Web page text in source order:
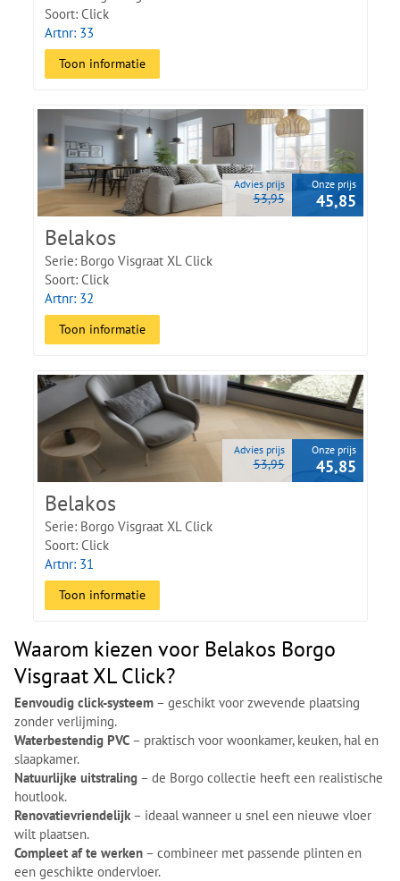
Soort: Click
Artnr: 33
Toon informatie
Advies prijs
53,95
Onze prijs
45,85
Belakos
Serie: Borgo Visgraat XL Click
Soort: Click
Artnr: 32
Toon informatie
Advies prijs
53,95
Onze prijs
45,85
Belakos
Serie: Borgo Visgraat XL Click
Soort: Click
Artnr: 31
Toon informatie
Waarom kiezen voor Belakos Borgo
Visgraat XL Click?
Eenvoudig click-systeem – geschikt voor zwevende plaatsing
zonder verlijming.
Waterbestendig PVC – praktisch voor woonkamer, keuken, hal en
slaapkamer.
Natuurlijke uitstraling – de Borgo collectie heeft een realistische
houtlook.
Renovatievriendelijk – ideaal wanneer u snel een nieuwe vloer
wilt plaatsen.
Compleet af te werken – combineer met passende plinten en
een geschikte ondervloer.